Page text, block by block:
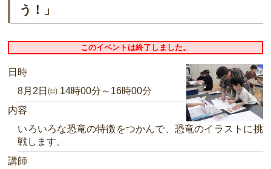
う！」
このイベントは終了しました。
日時
8月2日㈰ 14時00分～16時00分
内容
いろいろな恐竜の特徴をつかんで、恐竜のイラストに挑
戦します。
講師